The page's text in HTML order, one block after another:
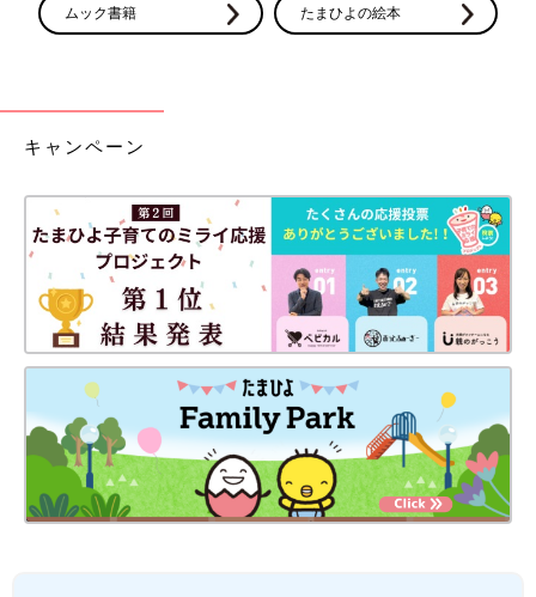
ムック書籍 たまひよの絵本
キャンペーン